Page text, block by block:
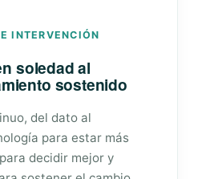
INTERVENCIÓN
soledad al
sostenido
del dato al
para estar más
decidir mejor y